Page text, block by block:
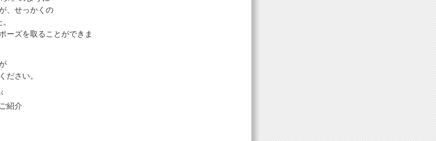
、せっかくの
ーズを取ることができま
ださい。
紹介